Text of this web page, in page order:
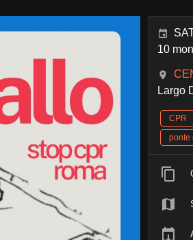
10
Largo
CPR
ponte